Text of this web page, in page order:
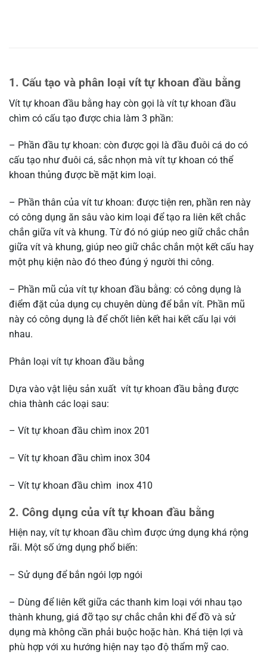
1. Cấu tạo và phân loại vít tự khoan đầu bằng
Vít tự khoan đầu bằng hay còn gọi là vít tự khoan đầu
chìm có cấu tạo được chia làm 3 phần:
– Phần đầu tự khoan: còn được gọi là đầu đuôi cá do có
cấu tạo như đuôi cá, sắc nhọn mà vít tự khoan có thể
khoan thủng được bề mặt kim loại.
– Phần thân của vít tư khoan: được tiện ren, phần ren này
có công dụng ăn sâu vào kim loại để tạo ra liên kết chắc
chắn giữa vít và khung. Từ đó nó giúp neo giữ chắc chắn
giữa vít và khung, giúp neo giữ chắc chắn một kết cấu hay
một phụ kiện nào đó theo đúng ý người thi công.
– Phần mũ của vít tự khoan đầu bằng: có công dụng là
điểm đặt của dụng cụ chuyên dùng để bắn vít. Phần mũ
này có công dụng là để chốt liên kết hai kết cấu lại với
nhau.
Phân loại vít tự khoan đầu bằng
Dựa vào vật liệu sản xuất vít tự khoan đầu bằng được
chia thành các loại sau:
– Vít tự khoan đầu chìm inox 201
– Vít tự khoan đầu chìm inox 304
– Vít tự khoan đầu chìm inox 410
2. Công dụng của vít tự khoan đầu bằng
Hiện nay, vít tự khoan đầu chìm được ứng dụng khá rộng
rãi. Một số ứng dụng phổ biến:
– Sử dụng để bắn ngói lợp ngói
– Dùng để liên kết giữa các thanh kim loại với nhau tạo
thành khung, giá đỡ tạo sự chắc chắn khi để đồ và sử
dụng mà không cần phải buộc hoặc hàn. Khá tiện lợi và
phù hợp với xu hướng hiện nay tạo độ thẩm mỹ cao.